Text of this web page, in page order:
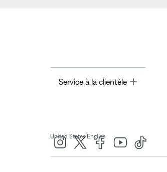
Service à la clientèle Toggle
United States| English